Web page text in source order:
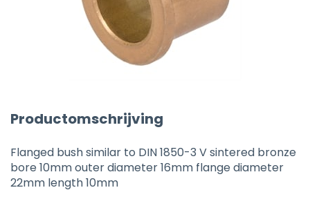
Productomschrijving
Flanged bush similar to DIN 1850-3 V sintered bronze
bore 10mm outer diameter 16mm flange diameter
22mm length 10mm